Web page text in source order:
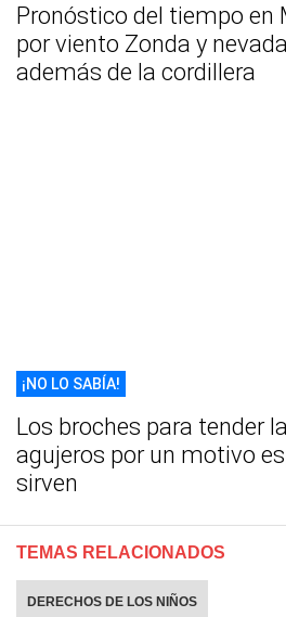
Pronóstico del tiempo en
por viento Zonda y
además de la cordillera
¡NO LO SABÍA!
Los broches para tender
agujeros por un motivo
sirven
TEMAS RELACIONADOS
DERECHOS DE LOS NIÑOS